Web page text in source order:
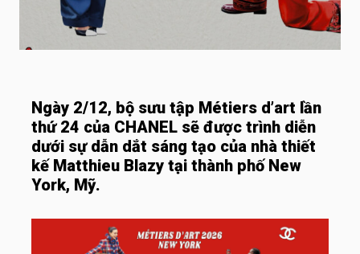
Ngày 2/12, bộ sưu tập Métiers d’art lần
thứ 24 của CHANEL sẽ được trình diễn
dưới sự dẫn dắt sáng tạo của nhà thiết
kế Matthieu Blazy tại thành phố New
York, Mỹ.